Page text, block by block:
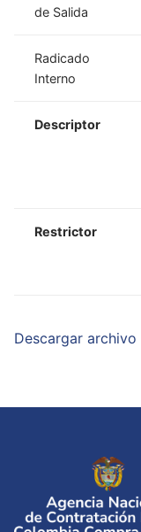
de Salida
Radicado
Interno
Descriptor
Restrictor
Descargar archivo